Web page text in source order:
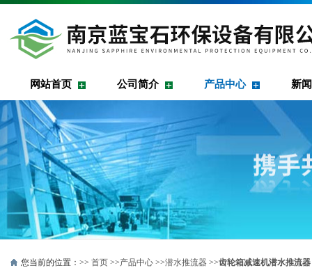
网站首页 公司简介 产品中心 新
您当前的位置：>> 首页 >>产品中心 >>潜水推流器 >>齿轮箱减速机潜水推流器